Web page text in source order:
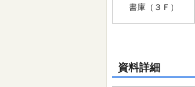
書庫（３Ｆ）
資料詳細